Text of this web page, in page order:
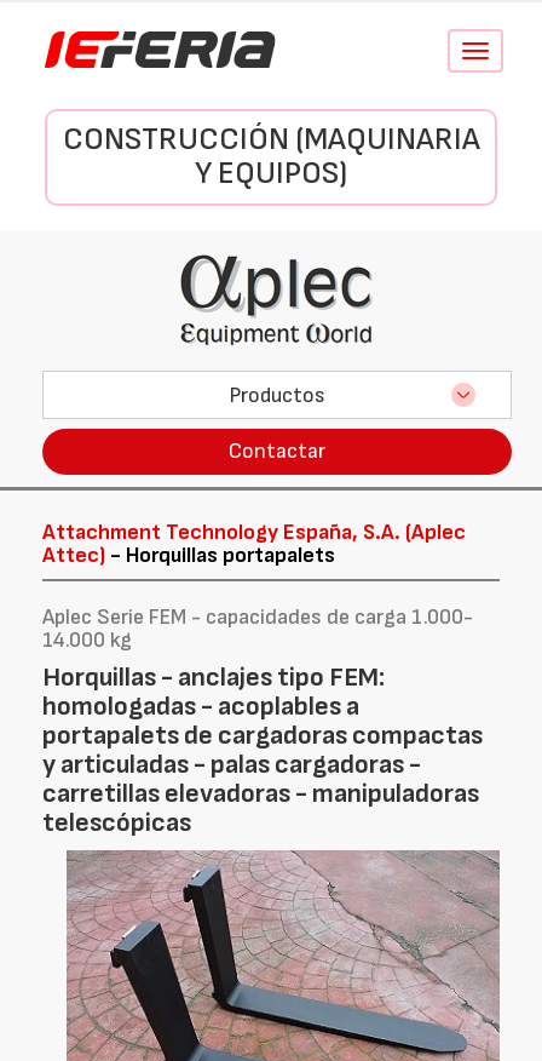
Conmutar
CONSTRUCCIÓN (MAQUINARIA
Y EQUIPOS)
Productos
Contactar
Attachment Technology España, S.A. (Aplec
Attec) - Horquillas portapalets
Aplec Serie FEM - capacidades de carga 1.000-
14.000 kg
Horquillas - anclajes tipo FEM:
homologadas - acoplables a
portapalets de cargadoras compactas
y articuladas - palas cargadoras -
carretillas elevadoras - manipuladoras
telescópicas